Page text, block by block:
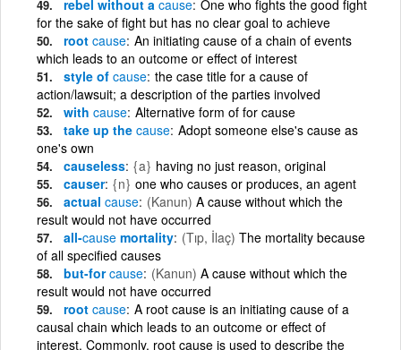
rebel without a cause One who fights the good fight
for the sake of fight but has no clear goal to achieve
root cause An initiating cause of a chain of events
which leads to an outcome or effect of interest
style of cause the case title for a cause of
action/lawsuit; a description of the parties involved
with cause Alternative form of for cause
take up the cause Adopt someone else's cause as
one's own
causeless {a} having no just reason, original
causer {n} one who causes or produces, an agent
actual cause (Kanun) A cause without which the
result would not have occurred
all-cause mortality (Tıp, İlaç) The mortality because
of all specified causes
but-forcause (Kanun) A cause without which the
result would not have occurred
root cause A root cause is an initiating cause of a
causal chain which leads to an outcome or effect of
interest. Commonly, root cause is used to describe the